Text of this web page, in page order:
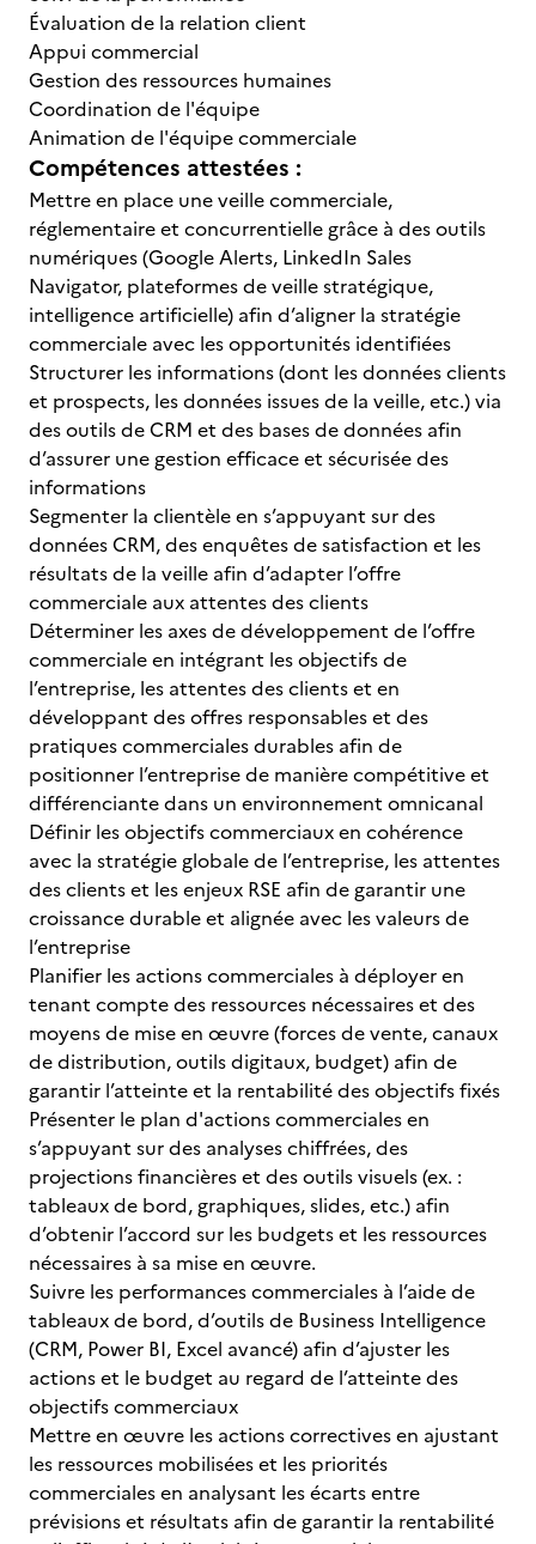
Évaluation de la relation client
Appui commercial
Gestion des ressources humaines
Coordination de l'équipe
Animation de l'équipe commerciale
Compétences attestées :
Mettre en place une veille commerciale,
réglementaire et concurrentielle grâce à des outils
numériques (Google Alerts, LinkedIn Sales
Navigator, plateformes de veille stratégique,
intelligence artificielle) afin d’aligner la stratégie
commerciale avec les opportunités identifiées
Structurer les informations (dont les données clients
et prospects, les données issues de la veille, etc.) via
des outils de CRM et des bases de données afin
d’assurer une gestion efficace et sécurisée des
informations
Segmenter la clientèle en s’appuyant sur des
données CRM, des enquêtes de satisfaction et les
résultats de la veille afin d’adapter l’offre
commerciale aux attentes des clients
Déterminer les axes de développement de l’offre
commerciale en intégrant les objectifs de
l’entreprise, les attentes des clients et en
développant des offres responsables et des
pratiques commerciales durables afin de
positionner l’entreprise de manière compétitive et
différenciante dans un environnement omnicanal
Définir les objectifs commerciaux en cohérence
avec la stratégie globale de l’entreprise, les attentes
des clients et les enjeux RSE afin de garantir une
croissance durable et alignée avec les valeurs de
l’entreprise
Planifier les actions commerciales à déployer en
tenant compte des ressources nécessaires et des
moyens de mise en œuvre (forces de vente, canaux
de distribution, outils digitaux, budget) afin de
garantir l’atteinte et la rentabilité des objectifs fixés
Présenter le plan d'actions commerciales en
s’appuyant sur des analyses chiffrées, des
projections financières et des outils visuels (ex. :
tableaux de bord, graphiques, slides, etc.) afin
d’obtenir l’accord sur les budgets et les ressources
nécessaires à sa mise en œuvre.
Suivre les performances commerciales à l’aide de
tableaux de bord, d’outils de Business Intelligence
(CRM, Power BI, Excel avancé) afin d’ajuster les
actions et le budget au regard de l’atteinte des
objectifs commerciaux
Mettre en œuvre les actions correctives en ajustant
les ressources mobilisées et les priorités
commerciales en analysant les écarts entre
prévisions et résultats afin de garantir la rentabilité